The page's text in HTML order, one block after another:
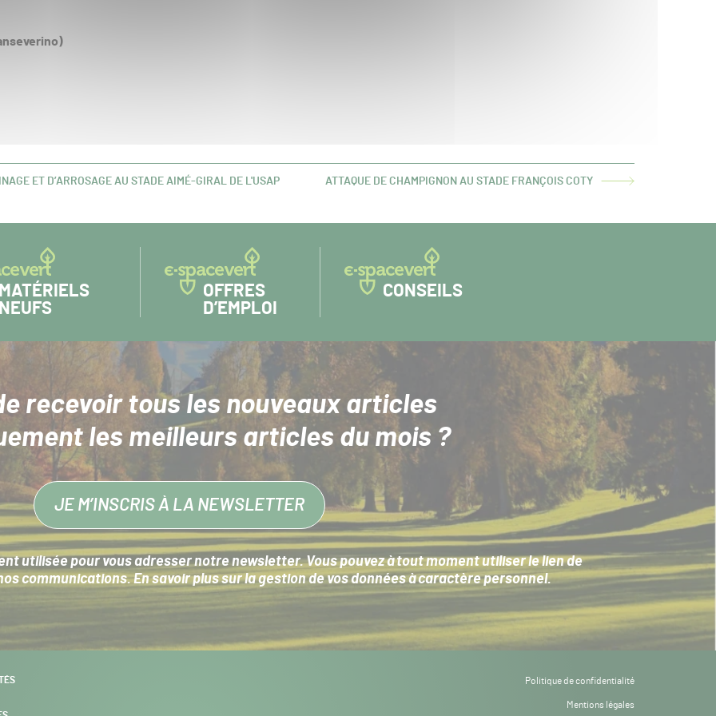
ET D’ARROSAGE AU STADE AIMÉ-GIRAL DE L'USAP
ARTICLE
ATTAQUE DE CHAMPIGNON AU STADE FRANÇOIS COTY
MATÉRIELS
NEUFS
OFFRES
D’EMPLOI
CONSEILS
recevoir tous les nouveaux articles
les meilleurs articles du mois ?
JE M’INSCRIS À LA NEWSLETTER
utilisée pour vous adresser notre newsletter. Vous pouvez à tout moment utiliser le lien de
communications. En savoir plus sur lagestion de vos données à caractère personnel.
Politique de confidentialité
Mentions légales